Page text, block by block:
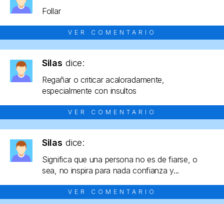
Follar
VER COMENTARIO
Silas dice:
Regañar o criticar acaloradamente,
especialmente con insultos
VER COMENTARIO
Silas dice:
Significa que una persona no es de fiarse, o
sea, no inspira para nada confianza y...
VER COMENTARIO